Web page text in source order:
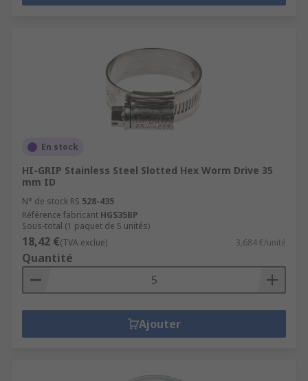
En stock
HI-GRIP Stainless Steel Slotted Hex Worm Drive 35
mm ID
N° de stock RS 528-435
Référence fabricant HGS35BP
Sous-total (1 paquet de 5 unités)
18,42 €(TVA exclue) 3,684 €/unité
Quantité
Ajouter